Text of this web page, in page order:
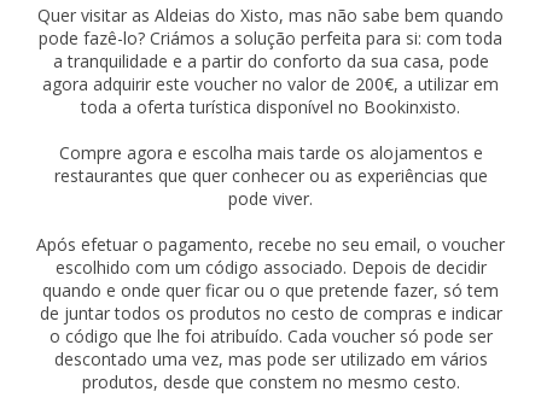
Quer visitar as Aldeias do Xisto, mas não sabe bem quando
pode fazê-lo? Criámos a solução perfeita para si: com toda
a tranquilidade e a partir do conforto da sua casa, pode
agora adquirir este voucher no valor de 200€, a utilizar em
toda a oferta turística disponível no Bookinxisto.
Compre agora e escolha mais tarde os alojamentos e
restaurantes que quer conhecer ou as experiências que
pode viver.
Após efetuar o pagamento, recebe no seu email, o voucher
escolhido com um código associado. Depois de decidir
quando e onde quer ficar ou o que pretende fazer, só tem
de juntar todos os produtos no cesto de compras e indicar
o código que lhe foi atribuído. Cada voucher só pode ser
descontado uma vez, mas pode ser utilizado em vários
produtos, desde que constem no mesmo cesto.